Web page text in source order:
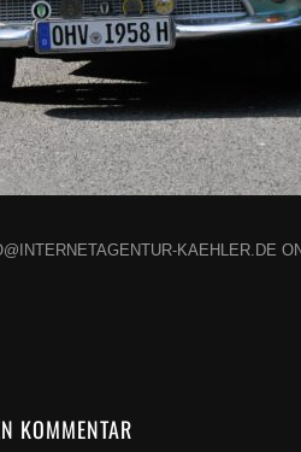
KAEHLER.DE
KOMMENTAR